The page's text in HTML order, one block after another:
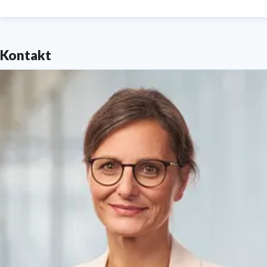
Unternehmenswerten der apoBank fest verankert. Sie
Zukunftsprojekte, Kultur sowie soziales Engagement
www.apobank.de/mehr-ermoeglichen
Kontakt